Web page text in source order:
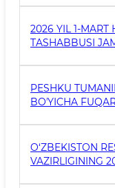
CHORAK
2026 YIL 1-MART
TASHABBUSI
JAMOATCHILIK
TADBIRLARGA
TO‘G‘RISIDA
PESHKU
BOʼYICHA
O‘ZBEKISTON
VAZIRLIGINING